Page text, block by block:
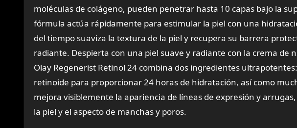
moléculas de colágeno, pueden penetrar hasta 10 capas bajo la
fórmula actúa rápidamente para estimular la piel con una
del tiempo suaviza la textura de la piel y recupera su barrera
radiante. Despierta con una piel suave y radiante con la crema de
Olay Regenerist Retinol 24 combina dos ingredientes
retinoide para proporcionar 24 horas de hidratación, así como
mejora visiblemente la apariencia de líneas de expresión y
la piel y el aspecto de manchas y poros.